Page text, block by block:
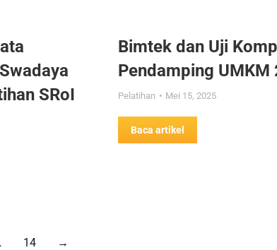
SRoI
Bimtek dan Uji
Pendamping UMKM
Pelatihan Mei 15, 2025
Baca artikel
14 →